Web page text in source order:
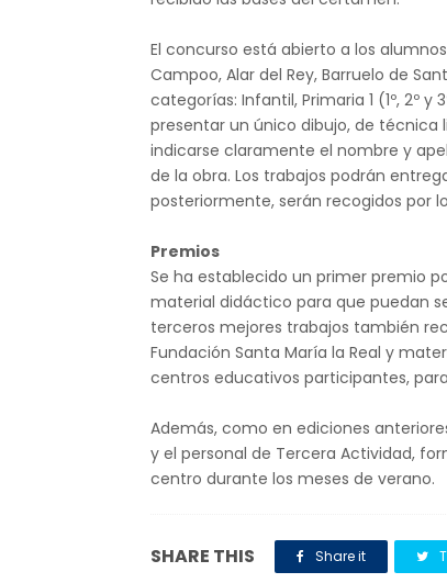
El concurso está abierto a los
Campoo, Alar del Rey, Barruelo de
categorías: Infantil, Primaria 1 (1º, 2º
presentar un único dibujo, de técnica
indicarse claramente el nombre y
de la obra. Los trabajos podrán
posteriormente, serán recogidos por
Premios
Se ha establecido un primer premio
material didáctico para que puedan
terceros mejores trabajos también
Fundación Santa María la Real y
centros educativos participantes,
Además, como en ediciones
y el personal de Tercera Actividad,
centro durante los meses de verano.
SHARE THIS Share it